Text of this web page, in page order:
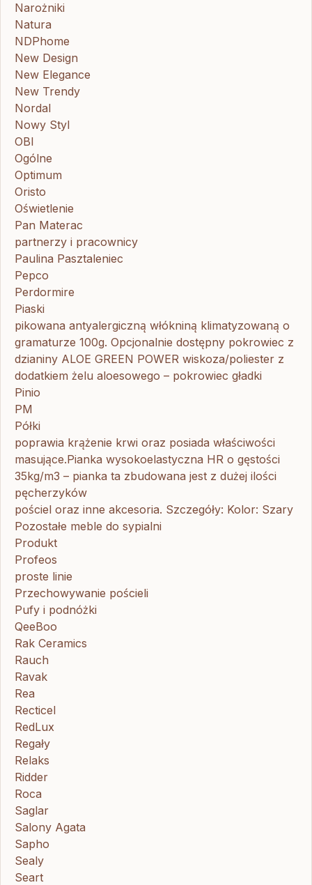
Narożniki
Natura
NDPhome
New Design
New Elegance
New Trendy
Nordal
Nowy Styl
OBI
Ogólne
Optimum
Oristo
Oświetlenie
Pan Materac
partnerzy i pracownicy
Paulina Pasztaleniec
Pepco
Perdormire
Piaski
pikowana antyalergiczną włókniną klimatyzowaną o
gramaturze 100g. Opcjonalnie dostępny pokrowiec z
dzianiny ALOE GREEN POWER wiskoza/poliester z
dodatkiem żelu aloesowego – pokrowiec gładki
Pinio
PM
Półki
poprawia krążenie krwi oraz posiada właściwości
masujące.Pianka wysokoelastyczna HR o gęstości
35kg/m3 – pianka ta zbudowana jest z dużej ilości
pęcherzyków
pościel oraz inne akcesoria. Szczegóły: Kolor: Szary
Pozostałe meble do sypialni
Produkt
Profeos
proste linie
Przechowywanie pościeli
Pufy i podnóżki
QeeBoo
Rak Ceramics
Rauch
Ravak
Rea
Recticel
RedLux
Regały
Relaks
Ridder
Roca
Saglar
Salony Agata
Sapho
Sealy
Seart